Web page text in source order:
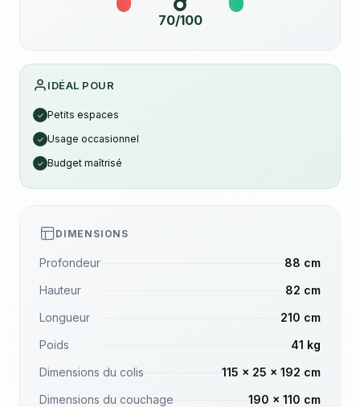
70/100
IDÉAL POUR
✓ Petits espaces
✓ Usage occasionnel
✓ Budget maîtrisé
DIMENSIONS
Profondeur
88 cm
Hauteur
82 cm
Longueur
210 cm
Poids
41 kg
Dimensions du colis
115 x 25 x 192 cm
Dimensions du couchage
190 x 110 cm